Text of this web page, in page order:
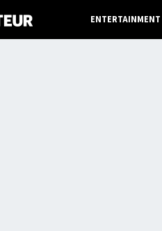
ENTERTAINMENT